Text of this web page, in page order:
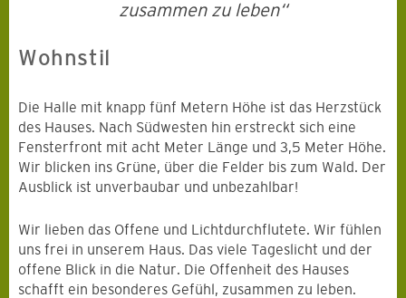
zusammen zu leben“
Wohnstil
Die Halle mit knapp fünf Metern Höhe ist das Herzstück
des Hauses. Nach Südwesten hin erstreckt sich eine
Fensterfront mit acht Meter Länge und 3,5 Meter Höhe.
Wir blicken ins Grüne, über die Felder bis zum Wald. Der
Ausblick ist unverbaubar und unbezahlbar!
Wir lieben das Offene und Lichtdurchflutete. Wir fühlen
uns frei in unserem Haus. Das viele Tageslicht und der
offene Blick in die Natur. Die Offenheit des Hauses
schafft ein besonderes Gefühl, zusammen zu leben.